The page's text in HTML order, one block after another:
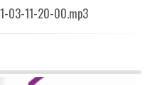
03-11-20-00.mp3